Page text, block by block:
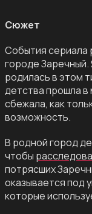
Сюжет
События сериала
городе Заречный.
родилась в этом
детства прошла
сбежала, как
возможность.
В родной город
чтобы
потрясших
оказывается под
которые